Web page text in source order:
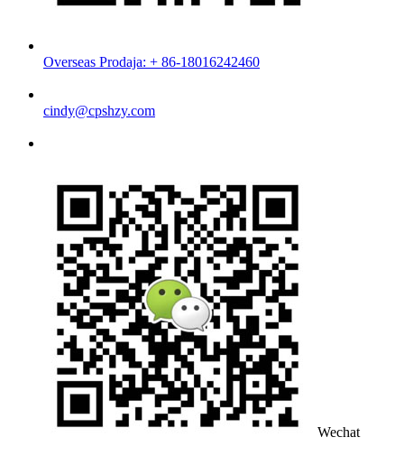
Overseas Prodaja: + 86-18016242460
cindy@cpshzy.com
Wechat